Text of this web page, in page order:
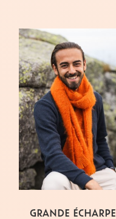
GRANDE ÉCHARPE